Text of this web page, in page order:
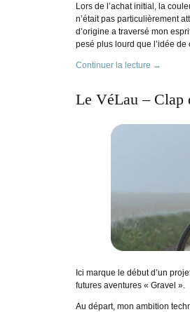
Lors de l’achat initial, la
n’était pas particulièrement
d’origine a traversé mon
pesé plus lourd que l’idée
Continuer la lecture →
Le VéLau – Clap
Ici marque le début d’un
futures aventures « Gravel ».
Au départ, mon ambition